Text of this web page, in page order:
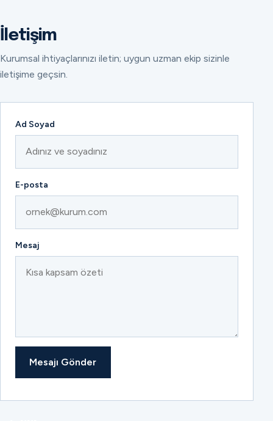
İletişim
Kurumsal ihtiyaçlarınızı iletin; uygun uzman ekip sizinle
iletişime geçsin.
Ad Soyad
E-posta
Mesaj
Mesajı Gönder